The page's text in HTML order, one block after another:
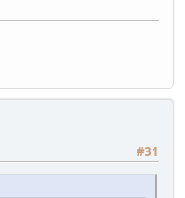
#31